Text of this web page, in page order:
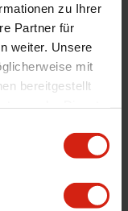
zu Ihrer
Partner für
weiter. Unsere
mit
bereitgestellt